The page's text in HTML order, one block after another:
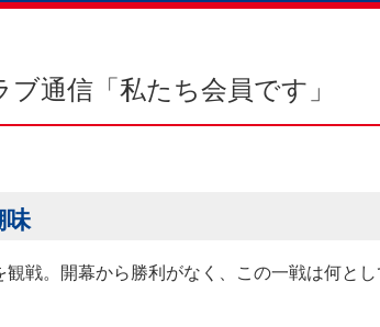
通信「私たち会員です」
戦。開幕から勝利がなく、この一戦は何と